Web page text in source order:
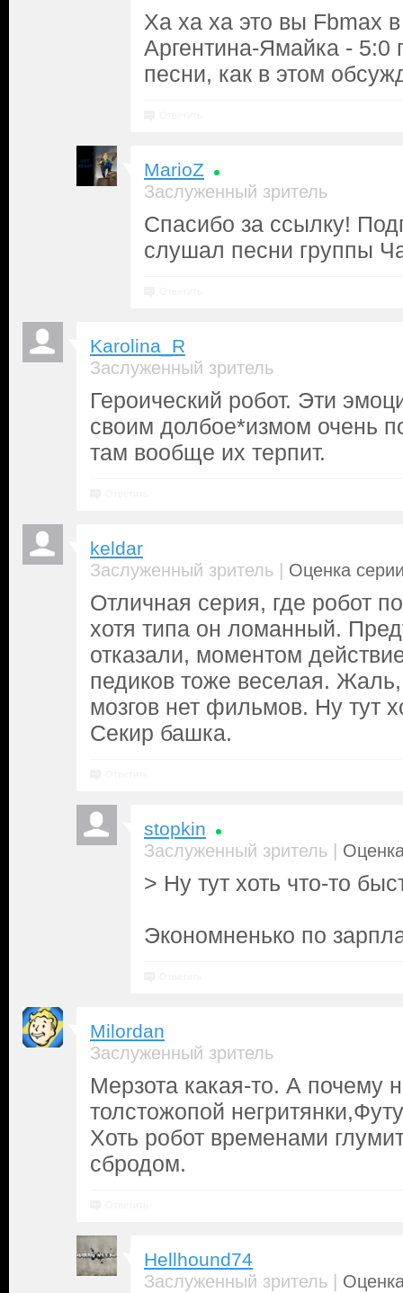
Ха ха ха это вы Fbmax
Аргентина-Ямайка - 5:0
песни, как в этом
MarioZ
Заслуженный зритель
Спасибо за ссылку!
слушал песни группы
Karolina_R
Заслуженный зритель
Героический робот. Эти
своим долбое*измом очень
там вообще их терпит.
keldar
Заслуженный зритель | Оценка
Отличная серия, где робот
хотя типа он ломанный.
отказали, моментом
педиков тоже веселая.
мозгов нет фильмов. Ну тут
Секир башка.
stopkin
Заслуженный зритель |
> Ну тут хоть что-то
Экономненько по
Milordan
Заслуженный зритель
Мерзота какая-то. А почему
толстожопой
Хоть робот временами
сбродом.
Hellhound74
Заслуженный зритель |